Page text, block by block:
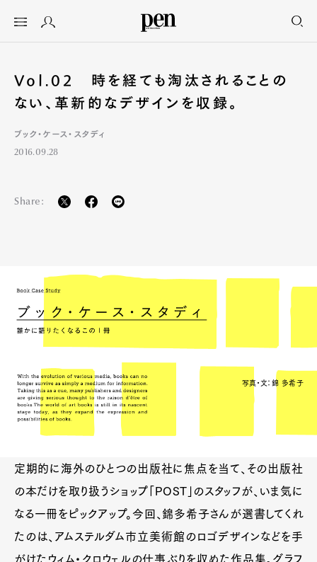
Vol.02 時を経ても淘汰されることの
ない、革新的なデザインを収録。
ブック・ケース・スタディ
2016.09.28
Share:
写真・文：錦 多希子
定期的に海外のひとつの出版社に焦点を当て、その出版社
の本だけを取り扱うショップ「POST」のスタッフが、いま気に
なる一冊をピックアップ。今回、錦多希子さんが選書してくれ
たのは、アムステルダム市立美術館のロゴデザインなどを手
がけたウィム・クロウェルの仕事ぶりを収めた作品集。グラフ